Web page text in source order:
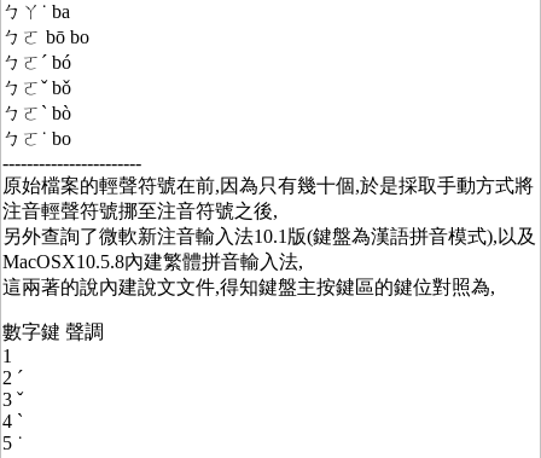
ㄅㄚ˙ ba
ㄅㄛ bō bo
ㄅㄛˊ bó
ㄅㄛˇ bǒ
ㄅㄛˋ bò
ㄅㄛ˙ bo
-----------------------
原始檔案的輕聲符號在前,因為只有幾十個,於是採取手動方式將
注音輕聲符號挪至注音符號之後,
另外查詢了微軟新注音輸入法10.1版(鍵盤為漢語拼音模式),以及
MacOSX10.5.8內建繁體拼音輸入法,
這兩著的說內建說文文件,得知鍵盤主按鍵區的鍵位對照為,
數字鍵 聲調
1
2 ˊ
3 ˇ
4 ˋ
5 ˙